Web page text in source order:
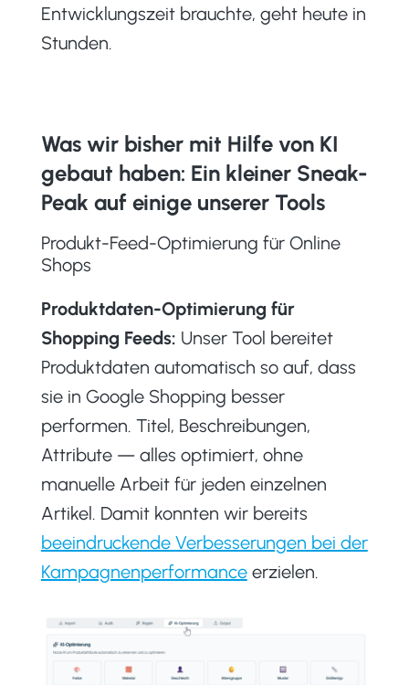
Entwicklungszeit brauchte, geht heute in
Stunden.
Was wir bisher mit Hilfe von KI
gebaut haben: Ein kleiner Sneak-
Peak auf einige unserer Tools
Produkt-Feed-Optimierung für Online
Shops
Produktdaten-Optimierung für
Shopping Feeds: Unser Tool bereitet
Produktdaten automatisch so auf, dass
sie in Google Shopping besser
performen. Titel, Beschreibungen,
Attribute — alles optimiert, ohne
manuelle Arbeit für jeden einzelnen
Artikel. Damit konnten wir bereits
beeindruckende Verbesserungen bei der
Kampagnenperformanceerzielen.